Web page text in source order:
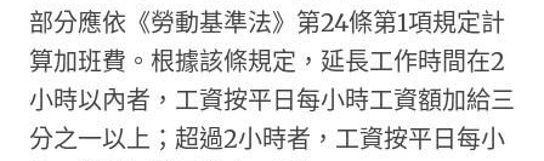
部分應依《勞動基準法》第24條第1項規定計
算加班費。​根據該條規定，延長工作時間在2
小時以內者，工資按平日每小時工資額加給三
分之一以上；超過2小時者，工資按平日每小